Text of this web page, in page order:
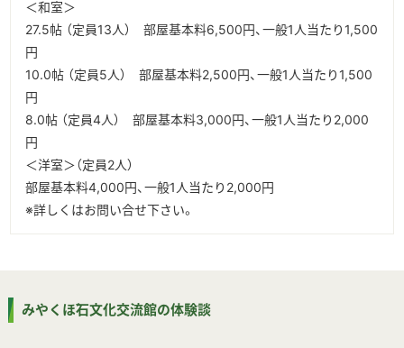
＜和室＞
27.5帖 （定員13人） 部屋基本料6,500円、一般1人当たり1,500
円
10.0帖 （定員5人） 部屋基本料2,500円、一般1人当たり1,500
円
8.0帖 （定員4人） 部屋基本料3,000円、一般1人当たり2,000
円
＜洋室＞（定員2人）
部屋基本料4,000円、一般1人当たり2,000円
※詳しくはお問い合せ下さい。
みやくぼ石文化交流館の体験談